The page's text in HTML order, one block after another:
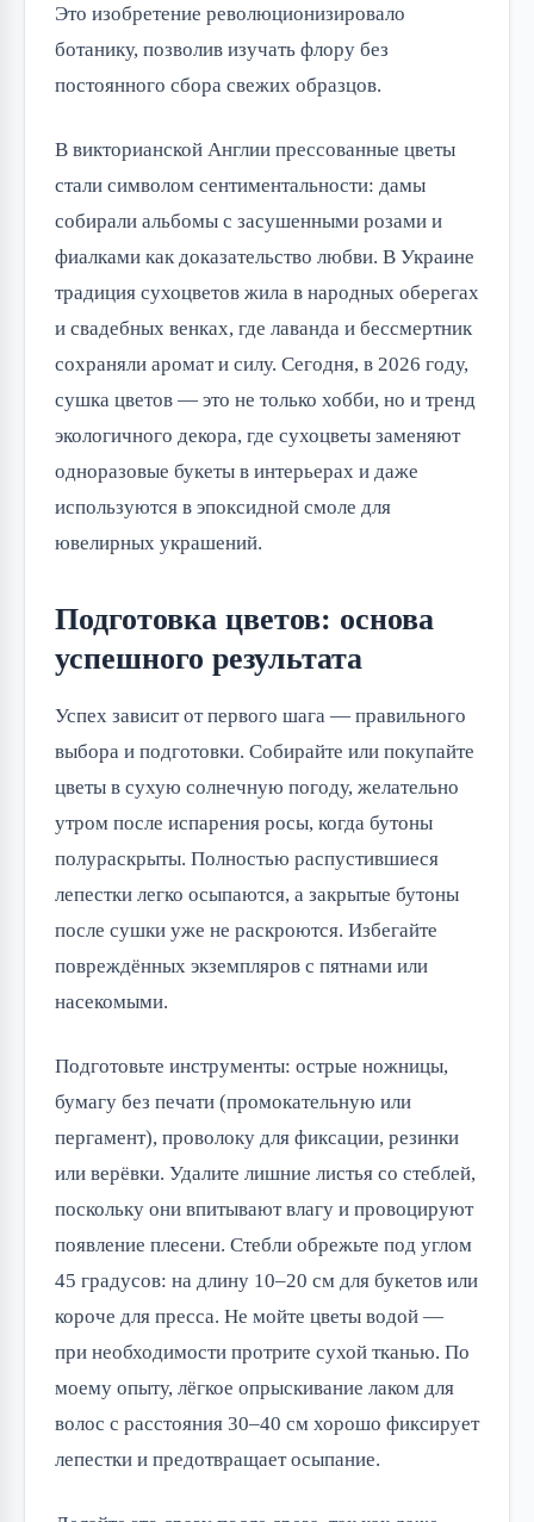
Это изобретение революционизировало
ботанику, позволив изучать флору без
постоянного сбора свежих образцов.
В викторианской Англии прессованные цветы
стали символом сентиментальности: дамы
собирали альбомы с засушенными розами и
фиалками как доказательство любви. В Украине
традиция сухоцветов жила в народных оберегах
и свадебных венках, где лаванда и бессмертник
сохраняли аромат и силу. Сегодня, в 2026 году,
сушка цветов — это не только хобби, но и тренд
экологичного декора, где сухоцветы заменяют
одноразовые букеты в интерьерах и даже
используются в эпоксидной смоле для
ювелирных украшений.
Подготовка цветов: основа
успешного результата
Успех зависит от первого шага — правильного
выбора и подготовки. Собирайте или покупайте
цветы в сухую солнечную погоду, желательно
утром после испарения росы, когда бутоны
полураскрыты. Полностью распустившиеся
лепестки легко осыпаются, а закрытые бутоны
после сушки уже не раскроются. Избегайте
повреждённых экземпляров с пятнами или
насекомыми.
Подготовьте инструменты: острые ножницы,
бумагу без печати (промокательную или
пергамент), проволоку для фиксации, резинки
или верёвки. Удалите лишние листья со стеблей,
поскольку они впитывают влагу и провоцируют
появление плесени. Стебли обрежьте под углом
45 градусов: на длину 10–20 см для букетов или
короче для пресса. Не мойте цветы водой —
при необходимости протрите сухой тканью. По
моему опыту, лёгкое опрыскивание лаком для
волос с расстояния 30–40 см хорошо фиксирует
лепестки и предотвращает осыпание.